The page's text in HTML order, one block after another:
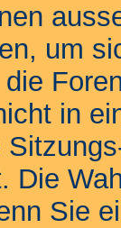
um
in
Die
Sie